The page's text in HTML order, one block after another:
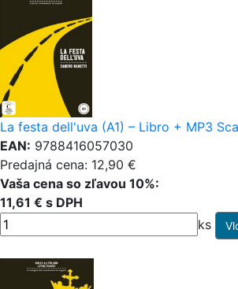
La festa dell'uva (A1) – Libro + MP3
EAN: 9788416057030
Predajná cena: 12,90 €
Vaša cena so zľavou 10%:
11,61 € s DPH
ks